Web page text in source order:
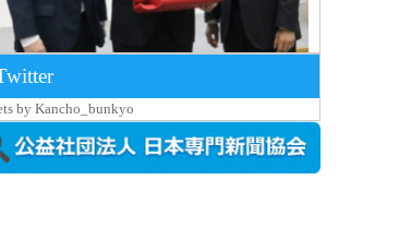
都大iCeMS等を視察した松本文部科学
...
by Kancho_bunkyo